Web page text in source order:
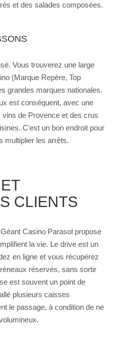
et des salades composées.
Vous trouverez une large
(Marque Repère, Top
grandes marques nationales.
est conséquent, avec une
de Provence et des crus
C'est un bon endroit pour
multiplier les arrêts.
CLIENTS
Casino Parasol propose
la vie. Le drive est un
en ligne et vous récupérez
réservés, sans sortir
est souvent un point de
plusieurs caisses
le passage, à condition de ne